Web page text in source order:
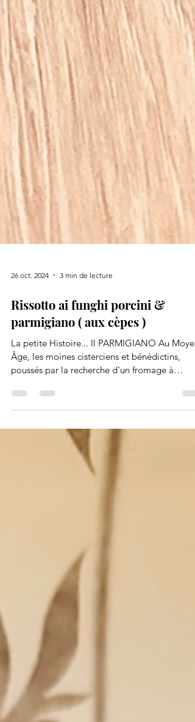
26 oct. 2024 3 min de lecture
Rissotto ai funghi porcini &
parmigiano ( aux cèpes )
La petite Histoire... Il PARMIGIANO Au Moyen
Âge, les moines cisterciens et bénédictins,